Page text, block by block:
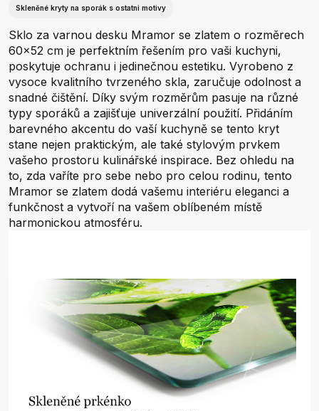
Skleněné kryty na sporák s ostatni motivy
Sklo za varnou desku Mramor se zlatem o rozměrech
60x52 cm je perfektním řešením pro vaši kuchyni,
poskytuje ochranu i jedinečnou estetiku. Vyrobeno z
vysoce kvalitního tvrzeného skla, zaručuje odolnost a
snadné čištění. Díky svým rozměrům pasuje na různé
typy sporáků a zajišťuje univerzální použití. Přidáním
barevného akcentu do vaší kuchyně se tento kryt
stane nejen praktickým, ale také stylovým prvkem
vašeho prostoru kulinářské inspirace. Bez ohledu na
to, zda vaříte pro sebe nebo pro celou rodinu, tento
Mramor se zlatem dodá vašemu interiéru eleganci a
funkčnost a vytvoří na vašem oblíbeném místě
harmonickou atmosféru.